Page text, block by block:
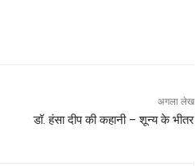
अगला लेख
डॉ. हंसा दीप की कहानी – शून्य के भीतर